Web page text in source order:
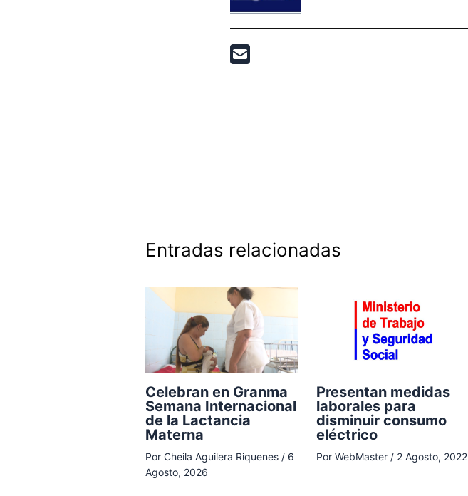
Entradas relacionadas
Celebran en Granma
Semana Internacional
de la Lactancia
Materna
Por Cheila Aguilera Riquenes / 6
Agosto, 2026
Presentan medidas
laborales para
disminuir consumo
eléctrico
Por WebMaster / 2 Agosto, 2022